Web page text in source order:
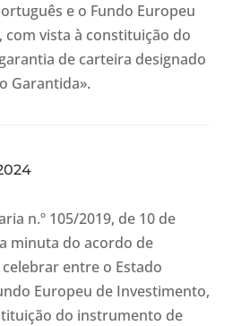
e o Fundo Europeu
com vista à constituição do
de carteira designado
Garantida».
n.º 105/2019, de 10 de
minuta do acordo de
entre o Estado
Europeu de Investimento,
do instrumento de